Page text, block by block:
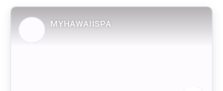
MYHAWAIISPA